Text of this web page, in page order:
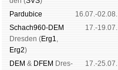
Pardu­bice
16.07.-02.08.
Schach960-DEM
Dres­den (Erg1,
Erg2)
17.-19.07.
DEM & DFEM Dres­
17.-25.07.